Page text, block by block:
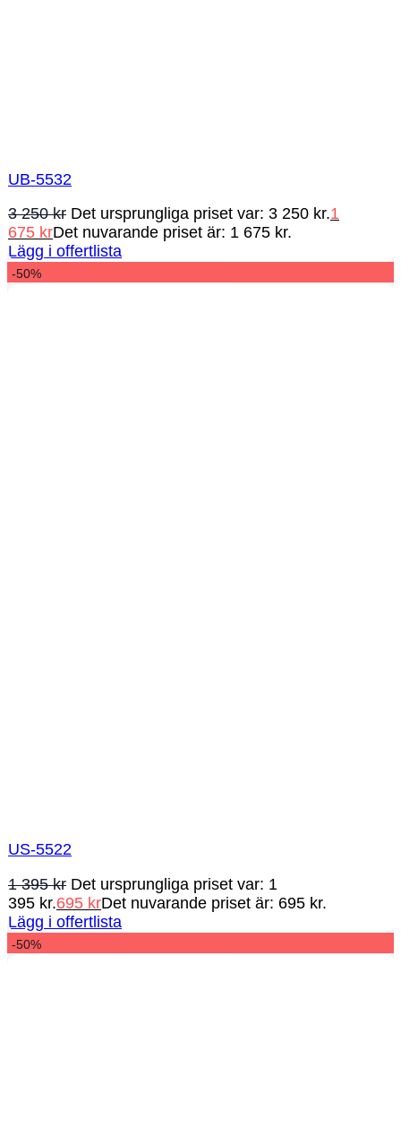
UB-5532
3 250kr Det ursprungliga priset var: 3 250 kr.1
675 krDet nuvarande priset är: 1 675 kr.
Lägg i offertlista
-50%
US-5522
1 395kr Det ursprungliga priset var: 1
395 kr.695 krDet nuvarande priset är: 695 kr.
Lägg i offertlista
-50%